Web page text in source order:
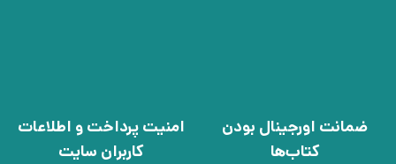
ضمانت اورجینال بودن
کتاب‌ها
امنیت پرداخت و اطلاعات
کاربران سایت